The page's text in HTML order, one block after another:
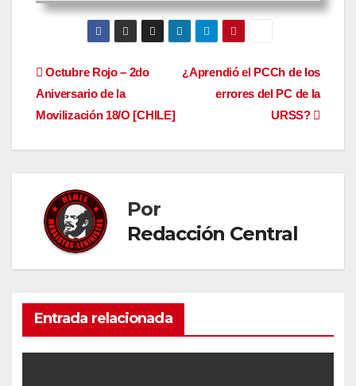
Navegación
de
entradas
¿Aprendió el PCCh de los
errores del PC de la
URSS?
Octubre Rojo – 2do
Aniversario de la
Movilización 18/O [CHILE]
Por
Redacción Central
Entrada relacionada